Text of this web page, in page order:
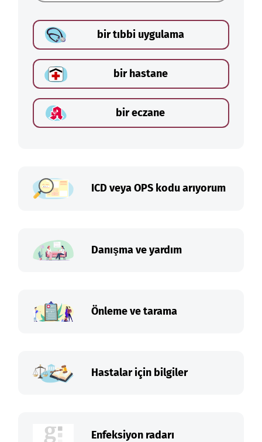
bir tıbbi uygulama
bir hastane
bir eczane
ICD veya OPS kodu arıyorum
Danışma ve yardım
Önleme ve tarama
Hastalar için bilgiler
Enfeksiyon radarı